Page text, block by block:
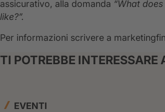
assicurativo, alla domanda “What
like?”.
Per informazioni scrivere a
TI POTREBBE INTERESSARE
EVENTI